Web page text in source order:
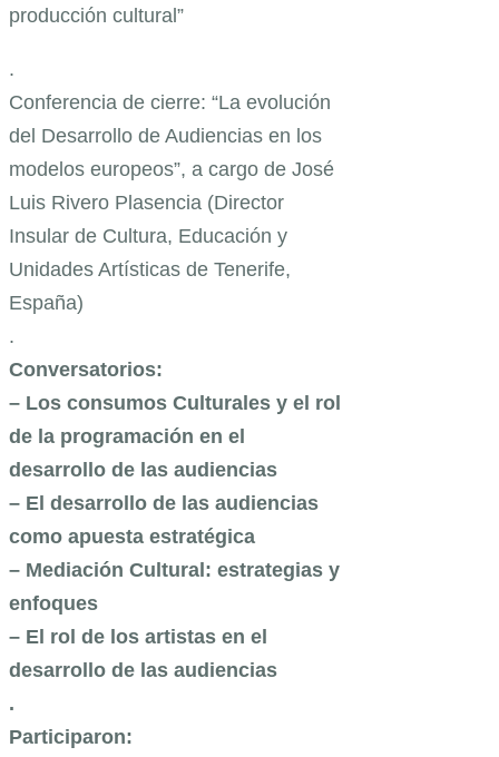
producción cultural”
.
Conferencia de cierre: “La evolución
del Desarrollo de Audiencias en los
modelos europeos”, a cargo de José
Luis Rivero Plasencia (Director
Insular de Cultura, Educación y
Unidades Artísticas de Tenerife,
España)
.
Conversatorios:
– Los consumos Culturales y el rol
de la programación en el
desarrollo de las audiencias
– El desarrollo de las audiencias
como apuesta estratégica
– Mediación Cultural: estrategias y
enfoques
– El rol de los artistas en el
desarrollo de las audiencias
.
Participaron: